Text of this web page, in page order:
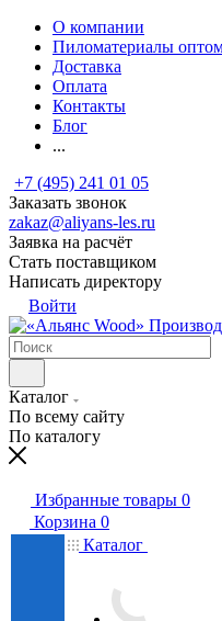
О компании
Пиломатериалы
Доставка
Оплата
Контакты
Блог
...
+7 (495) 241 01 05
Заказать звонок
zakaz@aliyans-les.ru
Заявка на расчёт
Стать поставщиком
Написать директору
Войти
Каталог
По всему сайту
По каталогу
Избранные товары 0
Корзина 0
Каталог